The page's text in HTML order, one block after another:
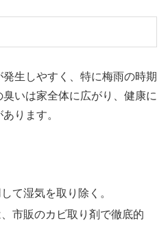
生しやすく、特に梅雨の時期
いは家全体に広がり、健康に
ります。
て湿気を取り除く。
市販のカビ取り剤で徹底的